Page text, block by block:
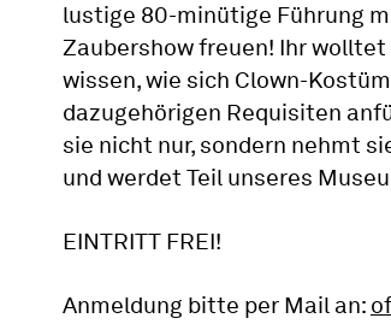
lustige 80-minütige Führung
Zaubershow freuen! Ihr
wissen, wie sich Clown-
dazugehörigen Requisiten
sie nicht nur, sondern nehmt
und werdet Teil unseres
EINTRITT FREI!
Anmeldung bitte per Mail an: